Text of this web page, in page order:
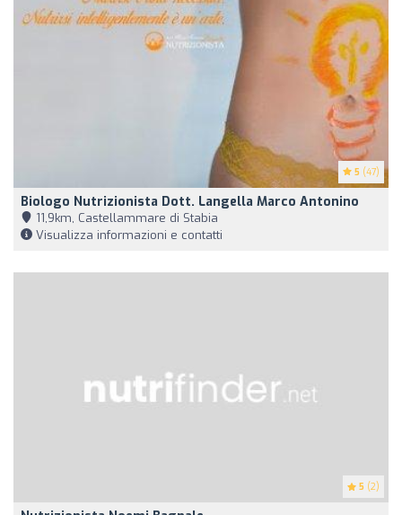
5 (47)
Biologo Nutrizionista Dott. Langella Marco Antonino
11,9km, Castellammare di Stabia
Visualizza informazioni e contatti
5 (2)